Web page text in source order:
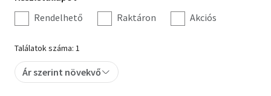
Irodalom
Művészet
Szakkönyv
szűrés
Rendelhető
Raktáron Akciós
Találatok száma: 1
Ár szerint növekvő